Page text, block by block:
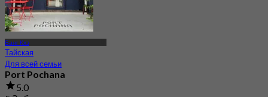
Банг Кхэ
Тайская
Для всей семьи
Port Pochana
5.0